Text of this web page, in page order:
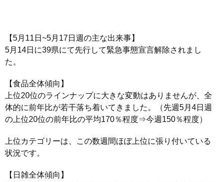
【5月11日~5月17日週の主な出来事】
5月14日に39県にて先行して緊急事態宣言解除されまし
た。
【食品全体傾向】
上位20位のラインナップに大きな変動はありませんが、全
体的に前年比が若干落ち着いてきました。（先週5月4日週
の上位20位の前年比の平均170％程度⇒今週150％程度）
上位カテゴリーは、この数週間ほぼ上位に張り付いている
状況です。
【日雑全体傾向】